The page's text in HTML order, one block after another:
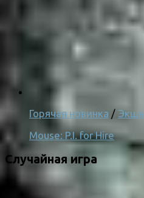
Горячая новинка / Экшн
Mouse: P.I. for Hire
Случайная игра